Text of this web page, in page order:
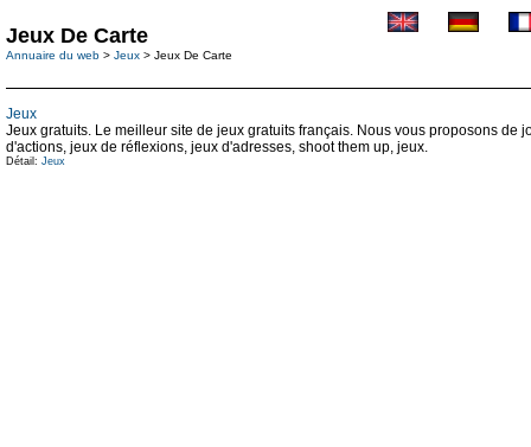
Jeux De Carte
Annuaire du web > Jeux > Jeux De Carte
Jeux
Jeux gratuits. Le meilleur site de jeux gratuits français. Nous vous proposons
d'actions, jeux de réflexions, jeux d'adresses, shoot them up, jeux.
Détail: Jeux